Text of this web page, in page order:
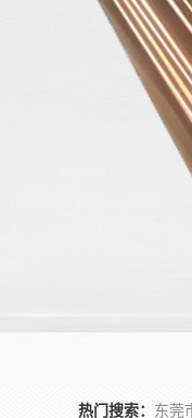
热门搜索：